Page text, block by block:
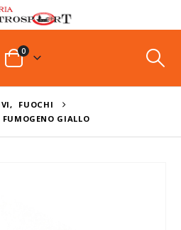
0
,
FUOCHI
GIALLO